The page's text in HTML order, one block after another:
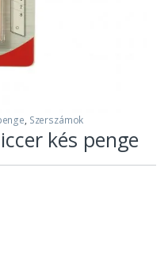
, Szerszámok
kés penge